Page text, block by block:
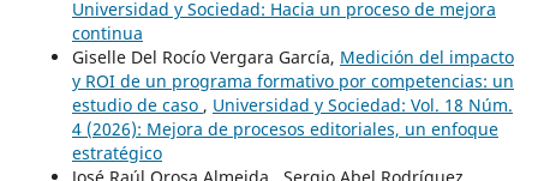
Universidad y Sociedad: Hacia un proceso de mejora
continua
Giselle Del Rocío Vergara García, Medición del impacto
y ROI de un programa formativo por competencias: un
estudio de caso , Universidad y Sociedad: Vol. 18 Núm.
4 (2026): Mejora de procesos editoriales, un enfoque
estratégico
José Raúl Orosa Almeida , Sergio Abel Rodríguez